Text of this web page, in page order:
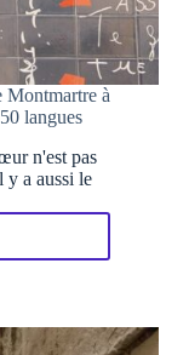
Montmartre à
langues
n'est pas
y a aussi le